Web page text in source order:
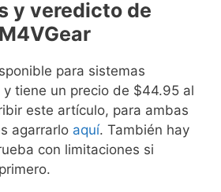
y veredicto de
M4VGear
para sistemas
y tiene un precio de $44.95 al
este artículo, para ambas
agarrarlo aquí. También hay
con limitaciones si